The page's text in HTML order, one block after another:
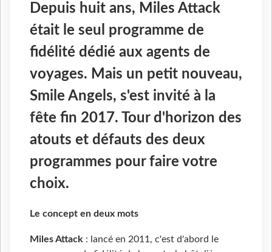
Depuis huit ans, Miles Attack
était le seul programme de
fidélité dédié aux agents de
voyages. Mais un petit nouveau,
Smile Angels, s'est invité à la
fête fin 2017. Tour d'horizon des
atouts et défauts des deux
programmes pour faire votre
choix.
Le concept en deux mots
Miles Attack : lancé en 2011, c'est d'abord le